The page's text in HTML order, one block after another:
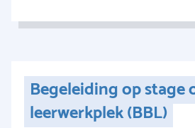
Begeleiding op stage
leerwerkplek (BBL)